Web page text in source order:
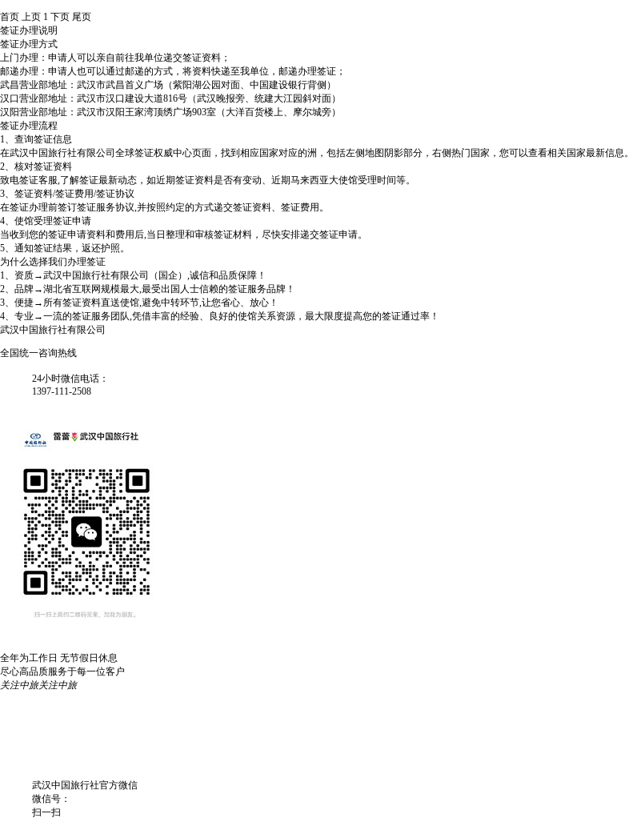
首页 上页 1 下页 尾页
签证办理说明
签证办理方式
上门办理：申请人可以亲自前往我单位递交签证资料；
邮递办理：申请人也可以通过邮递的方式，将资料快递至我单位，邮递办理签证；
武昌营业部地址：武汉市武昌首义广场（紫阳湖公园对面、中国建设银行背侧）
汉口营业部地址：武汉市汉口建设大道816号（武汉晚报旁、统建大江园斜对面）
汉阳营业部地址：武汉市汉阳王家湾顶绣广场903室（大洋百货楼上、摩尔城旁）
签证办理流程
1、查询签证信息
在武汉中国旅行社有限公司全球签证权威中心页面，找到相应国家对应的洲，包括左侧地图阴影部分，右侧热门国家，您可以查看相关国家最新信息。
2、核对签证资料
致电签证客服,了解签证最新动态，如近期签证资料是否有变动、近期马来西亚大使馆受理时间等。
3、签证资料/签证费用/签证协议
在签证办理前签订签证服务协议,并按照约定的方式递交签证资料、签证费用。
4、使馆受理签证申请
当收到您的签证申请资料和费用后,当日整理和审核签证材料，尽快安排递交签证申请。
5、通知签证结果，返还护照。
为什么选择我们办理签证
1、资质→武汉中国旅行社有限公司（国企）,诚信和品质保障！
2、品牌→湖北省互联网规模最大,最受出国人士信赖的签证服务品牌！
3、便捷→所有签证资料直送使馆,避免中转环节,让您省心、放心！
4、专业→一流的签证服务团队,凭借丰富的经验、良好的使馆关系资源，最大限度提高您的签证通过率！
武汉中国旅行社有限公司
全国统一咨询热线
24小时微信电话：
1397-111-2508
全年为工作日 无节假日休息
尽心高品质服务于每一位客户
关注中旅关注中旅
武汉中国旅行社官方微信
微信号：
扫一扫